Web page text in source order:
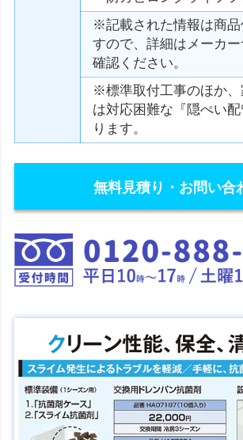
※記載された情報は商
すので、詳細はメーカ
確認ください。
※標準取付工事のほか
は対応困難な『隠ぺい
ります。
無料見積り・お問い合